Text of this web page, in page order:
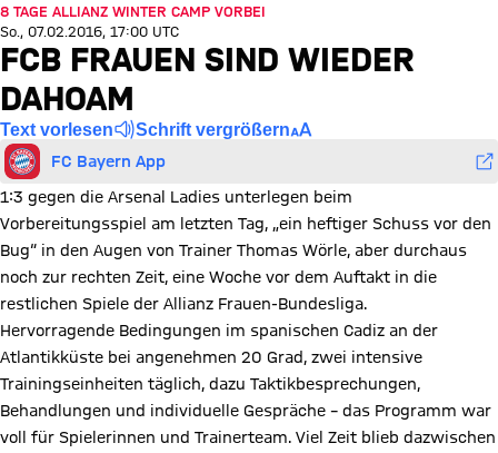
8 TAGE ALLIANZ WINTER CAMP VORBEI
So., 07.02.2016, 17:00 UTC
FCB FRAUEN SIND WIEDER
DAHOAM
Text vorlesen Schrift vergrößern
FC Bayern App
1:3 gegen die Arsenal Ladies unterlegen beim
Vorbereitungsspiel am letzten Tag, „ein heftiger Schuss vor den
Bug“ in den Augen von Trainer Thomas Wörle, aber durchaus
noch zur rechten Zeit, eine Woche vor dem Auftakt in die
restlichen Spiele der Allianz Frauen-Bundesliga.
Hervorragende Bedingungen im spanischen Cadiz an der
Atlantikküste bei angenehmen 20 Grad, zwei intensive
Trainingseinheiten täglich, dazu Taktikbesprechungen,
Behandlungen und individuelle Gespräche – das Programm war
voll für Spielerinnen und Trainerteam. Viel Zeit blieb dazwischen